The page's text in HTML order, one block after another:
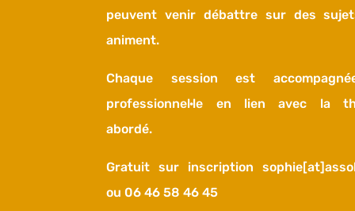
peuvent venir débattre sur des
animent.
Chaque session est
professionnel·le en lien avec la
abordé.
Gratuit sur inscription
ou 06 46 58 46 45